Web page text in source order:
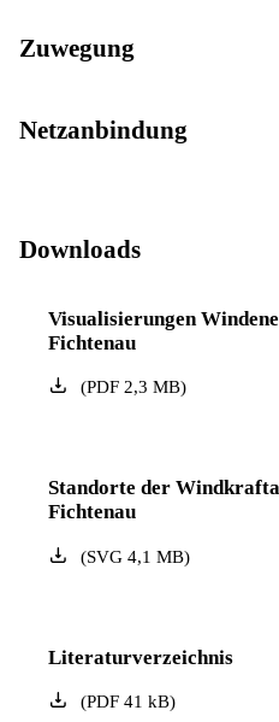
Zuwegung
Netzanbindung
Downloads
Visualisierungen
Fichtenau
(PDF2,3 MB)
Standorte der
Fichtenau
(SVG4,1 MB)
Literaturverzeichnis
(PDF41 kB)